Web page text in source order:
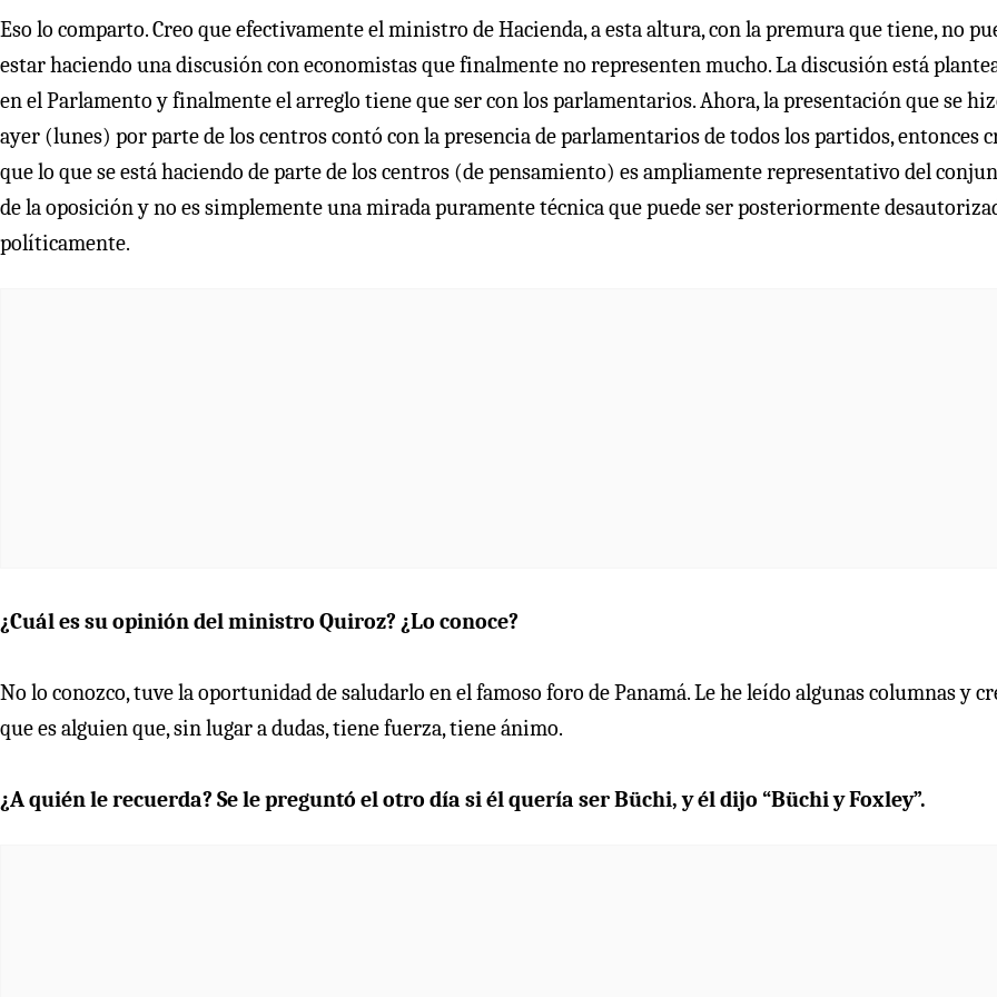
Eso lo comparto. Creo que efectivamente el ministro de Hacienda, a esta altura, con la premura que tiene, no
estar haciendo una discusión con economistas que finalmente no representen mucho. La discusión está
en el Parlamento y finalmente el arreglo tiene que ser con los parlamentarios. Ahora, la presentación que se
ayer (lunes) por parte de los centros contó con la presencia de parlamentarios de todos los partidos, entonces
que lo que se está haciendo de parte de los centros (de pensamiento) es ampliamente representativo del
de la oposición y no es simplemente una mirada puramente técnica que puede ser posteriormente
políticamente.
¿Cuál es su opinión del ministro Quiroz? ¿Lo conoce?
No lo conozco, tuve la oportunidad de saludarlo en el famoso foro de Panamá. Le he leído algunas columnas y
que es alguien que, sin lugar a dudas, tiene fuerza, tiene ánimo.
¿A quién le recuerda? Se le preguntó el otro día si él quería ser Büchi, y él dijo “Büchi y Foxley”.